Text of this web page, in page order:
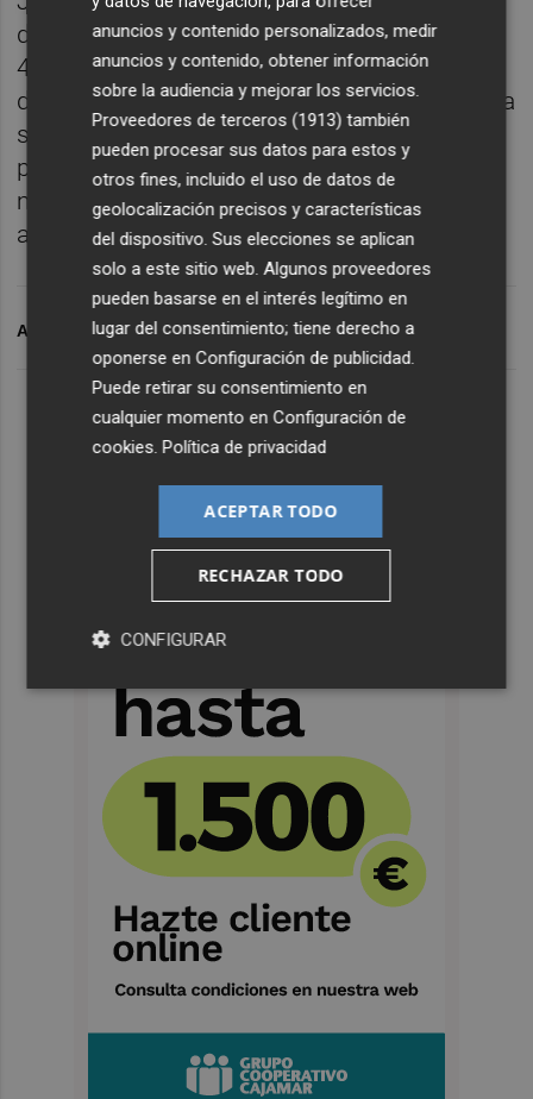
disponer 525.450 dosis entregadas a tener
463.600, casi 62.000 menos. Una tendencia
de la que se desprende que cuando concluya
septiembre no estarán los 2 millones
prometidos, sino que quizá incluso haya
menos de las que se han recibido hasta
ahora.
ARCHIVADO EN CORONAVIRUS V
anuncios y contenido personalizados, medir
anuncios y contenido, obtener información
sobre la audiencia y mejorar los servicios.
Proveedores de terceros (1913) también
pueden procesar sus datos para estos y
otros fines, incluido el uso de datos de
geolocalización precisos y características
del dispositivo. Sus elecciones se aplican
solo a este sitio web. Algunos proveedores
pueden basarse en el interés legítimo en
lugar del consentimiento; tiene derecho a
oponerse enConfiguración de publicidad.
Puede retirar su consentimiento en
cualquier momento enConfiguración de
cookies.Política de privacidad
ACEPTAR TODO
RECHAZAR TODO
CONFIGURAR